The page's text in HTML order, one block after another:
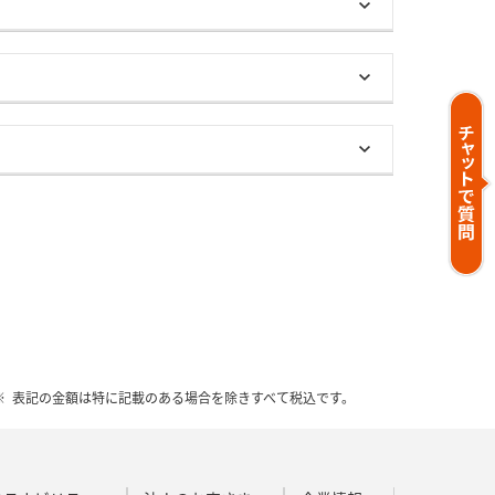
表記の金額は特に記載のある場合を除きすべて税込です。